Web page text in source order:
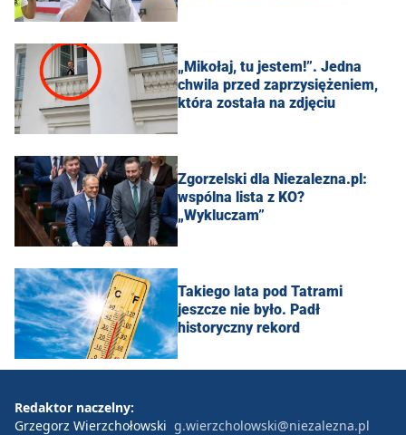
„Mikołaj, tu jestem!”. Jedna
chwila przed zaprzysiężeniem,
która została na zdjęciu
Zgorzelski dla Niezalezna.pl:
wspólna lista z KO?
„Wykluczam”
Takiego lata pod Tatrami
jeszcze nie było. Padł
historyczny rekord
Redaktor naczelny:
Grzegorz Wierzchołowski g.wierzcholowski@niezalezna.pl